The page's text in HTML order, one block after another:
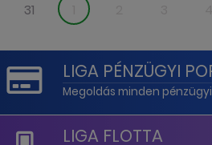
31
LIGA PÉNZÜGYI
Megoldás minden
LIGA FLOTTA